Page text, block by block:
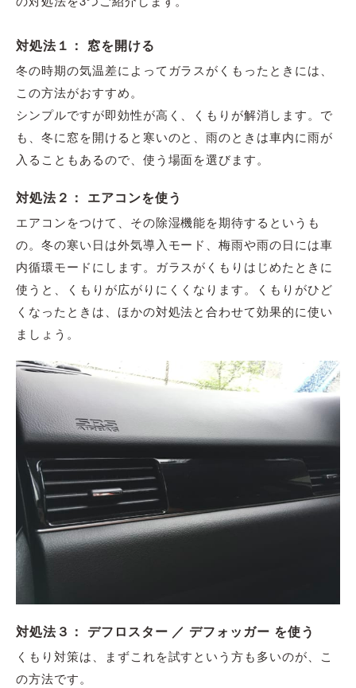
対処法１： 窓を開ける
冬の時期の気温差によってガラスがくもったときには、
この方法がおすすめ。
シンプルですが即効性が高く、くもりが解消します。で
も、冬に窓を開けると寒いのと、雨のときは車内に雨が
入ることもあるので、使う場面を選びます。
対処法２： エアコンを使う
エアコンをつけて、その除湿機能を期待するというも
の。冬の寒い日は外気導入モード、梅雨や雨の日には車
内循環モードにします。ガラスがくもりはじめたときに
使うと、くもりが広がりにくくなります。くもりがひど
くなったときは、ほかの対処法と合わせて効果的に使い
ましょう。
対処法３： デフロスター ／ デフォッガー を使う
くもり対策は、まずこれを試すという方も多いのが、こ
の方法です。